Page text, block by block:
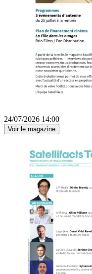
24/07/2026 14:00
Voir le magazine